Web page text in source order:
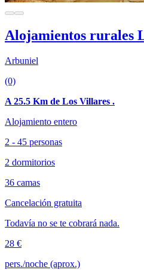
Alojamientos rurales
Arbuniel
(0)
A 25.5 Km de Los Villares .
Alojamiento entero
2 - 45 personas
2 dormitorios
36 camas
Cancelación gratuita
Todavía no se te cobrará nada.
28 €
pers./noche (aprox.)